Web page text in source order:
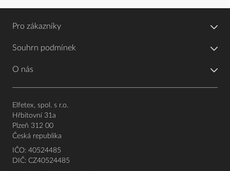
Pro zákazníky
Souhrn podmínek
O nás
Elfetex, spol. s r.o.
Hřbitovní 31a
Plzeň 312 00
Česká republika
IČO: 40524485
DIČ: CZ40524485